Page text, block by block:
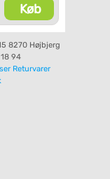
Køb
8270 Højbjerg
94
Returvarer